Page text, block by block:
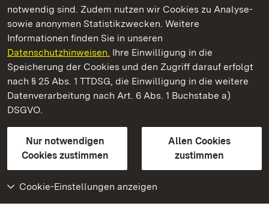
notwendig sind. Zudem nutzen wir Cookies zu Analyse-
sowie anonymen Statistikzwecken. Weitere
Informationen finden Sie in unseren
Datenschutzhinweisen. Ihre Einwilligung in die
Speicherung der Cookies und den Zugriff darauf erfolgt
nach § 25 Abs. 1 TTDSG, die Einwilligung in die weitere
Datenverarbeitung nach Art. 6 Abs. 1 Buchstabe a)
DSGVO.
Nur notwendigen
Cookies zustimmen
Allen Cookies
zustimmen
Cookie-Einstellungen anzeigen
Neues Schloss Tettnang
Staatliche Schlösser und Gärten Baden-Württemberg
Kontakt
GebärdenspracheLeichte Sprache
Erklärung zur Barrierefreiheit
BITV-konform (geprüfte Seiten)
Weiteres